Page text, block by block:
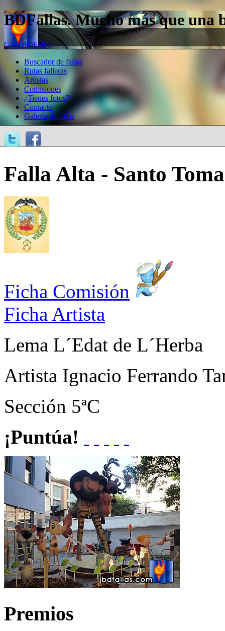
BDFallas. Mucho más que una
Guía BDFallas
Buscador de fallas
Rutas falleras
Artistas
Comisiones
¿Tienes fotos?
Contacto
Galería de fotos
Falla Alta - Santo
Ficha Comisión
Ficha Artista
Lema L´Edat de L´Herba
Artista Ignacio Ferrando
Sección 5ªC
¡Puntúa!
Premios